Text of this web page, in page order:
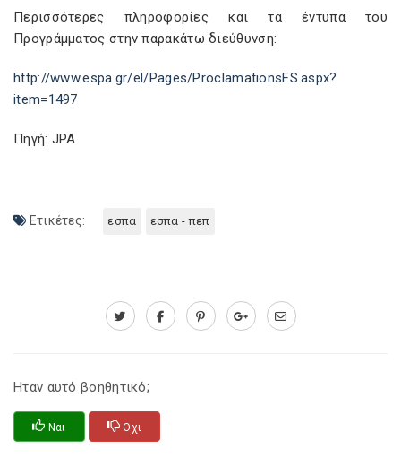
Περισσότερες πληροφορίες και τα έντυπα του
Προγράμματος στην παρακάτω διεύθυνση:
http://www.espa.gr/el/Pages/ProclamationsFS.aspx?
item=1497
Πηγή: JPA
Ετικέτες: εσπα εσπα - πεπ
Ηταν αυτό βοηθητικό;
Ναι Οχι